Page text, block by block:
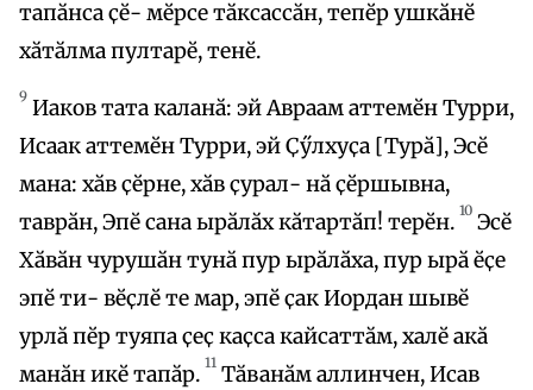
тапӑнса ҫӗ- мӗрсе тӑксассӑн, тепӗр ушкӑнӗ
хӑтӑлма пултарӗ, тенӗ.
9 Иаков тата каланӑ: эй Авраам аттемӗн Турри,
Исаак аттемӗн Турри, эй Ҫӳлхуҫа [Турӑ], Эсӗ
мана: хӑв ҫӗрне, хӑв ҫурал- нӑ ҫӗршывна,
таврӑн, Эпӗ сана ырӑлӑх кӑтартӑп! терӗн. 10 Эсӗ
Хӑвӑн чурушӑн тунӑ пур ырӑлӑха, пур ырӑ ӗҫе
эпӗ ти- вӗҫлӗ те мар, эпӗ ҫак Иордан шывӗ
урлӑ пӗр туяпа ҫеҫ каҫса кайсаттӑм, халӗ акӑ
манӑн икӗ тапӑр. 11 Тӑванӑм аллинчен, Исав